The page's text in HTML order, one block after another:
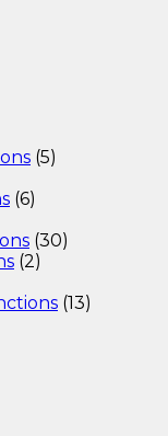
(5)
(6)
(30)
(2)
(13)